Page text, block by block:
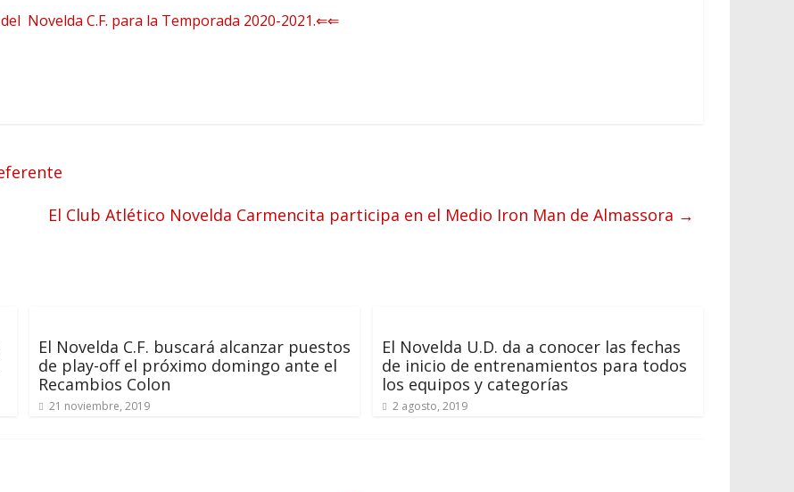
Novelda C.F. para la Temporada 2020-2021.⇐⇐
El Club Atlético Novelda Carmencita participa en el Medio Iron Man de Almassora →
El Novelda C.F. buscará alcanzar puestos
de play-off el próximo domingo ante el
Recambios Colon
21 noviembre, 2019
El Novelda U.D. da a conocer las fechas
de inicio de entrenamientos para todos
los equipos y categorías
2 agosto, 2019